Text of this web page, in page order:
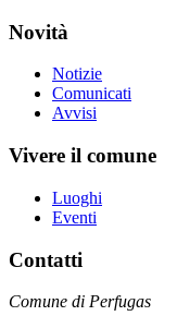
Novità
Notizie
Comunicati
Avvisi
Vivere il comune
Luoghi
Eventi
Contatti
Comune di Perfugas